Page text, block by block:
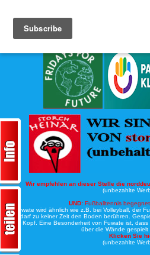
Wir empfehlen an dieser Stelle die
(unbezahlte
UND: Fußballtennis
Bei Fuwate wird ähnlich wie z.B. bei Volleyball, der
Ball darf zu keiner Zeit den Boden berühren.
oder Kopf. Eine Besonderheit von Fuwate ist,
über die Wände gespielt
Klicken Sie
(unbezahlte